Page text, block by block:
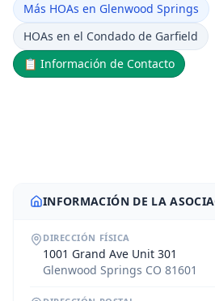
Más HOAs en Glenwood Springs
HOAs en el Condado de Garfield
📋 Información de Contacto
INFORMACIÓN DE LA
DIRECCIÓN FÍSICA
1001 Grand Ave Unit 301
Glenwood Springs CO 81601